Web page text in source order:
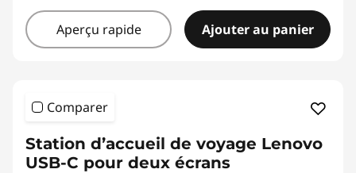
Aperçu rapide Ajouter au panier
Comparer
Station d’accueil de voyage Lenovo
USB-C pour deux écrans